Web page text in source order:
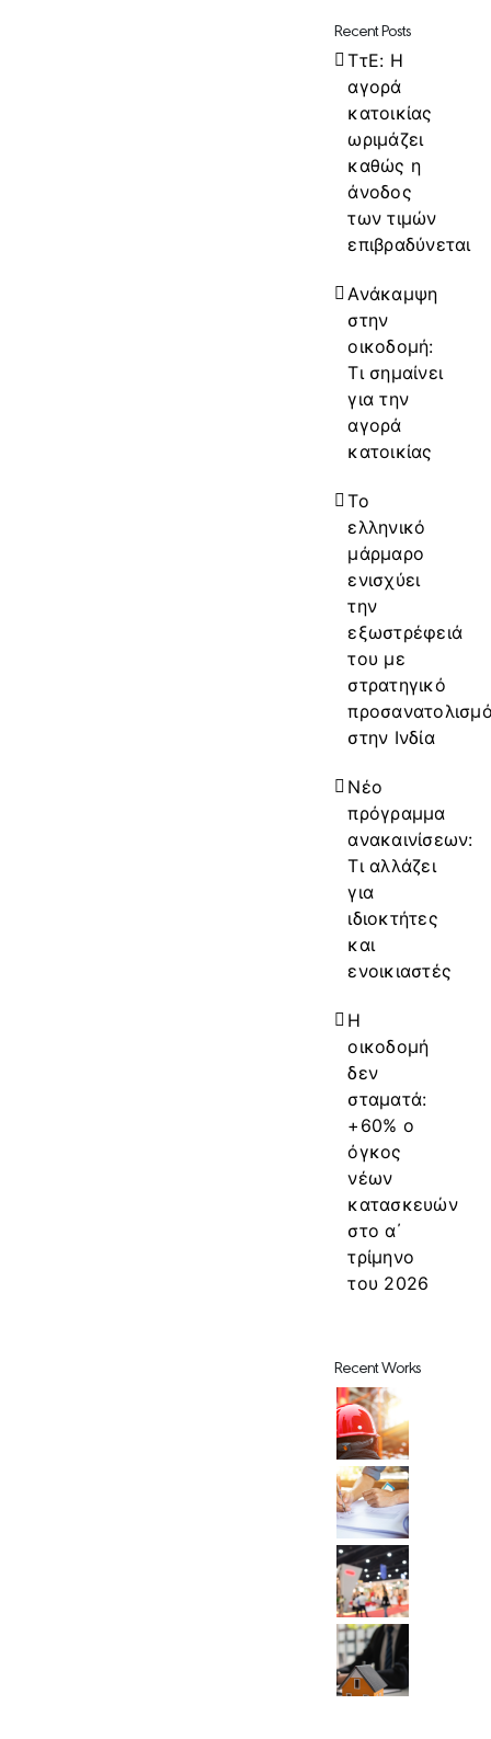
Recent Posts
ΤτΕ: Η
αγορά
κατοικίας
ωριμάζει
καθώς η
άνοδος
των τιμών
επιβραδύνεται
Ανάκαμψη
στην
οικοδομή:
Τι σημαίνει
για την
αγορά
κατοικίας
Το
ελληνικό
μάρμαρο
ενισχύει
την
εξωστρέφειά
του με
στρατηγικό
στην Ινδία
Νέο
πρόγραμμα
ανακαινίσεων:
Τι αλλάζει
για
ιδιοκτήτες
και
ενοικιαστές
Η
οικοδομή
δεν
σταματά:
+60% ο
όγκος
νέων
κατασκευών
στο α΄
τρίμηνο
του 2026
Recent Works